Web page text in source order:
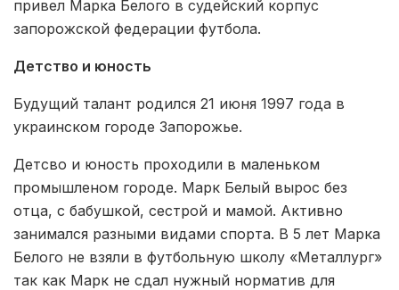
привел Марка Белого в судейский корпус
запорожской федерации футбола.
Детство и юность
Будущий талант родился 21 июня 1997 года в
украинском городе Запорожье.
Детсво и юность проходили в маленьком
промышленом городе. Марк Белый вырос без
отца, с бабушкой, сестрой и мамой. Активно
занимался разными видами спорта. В 5 лет Марка
Белого не взяли в футбольную школу «Металлург»
так как Марк не сдал нужный норматив для